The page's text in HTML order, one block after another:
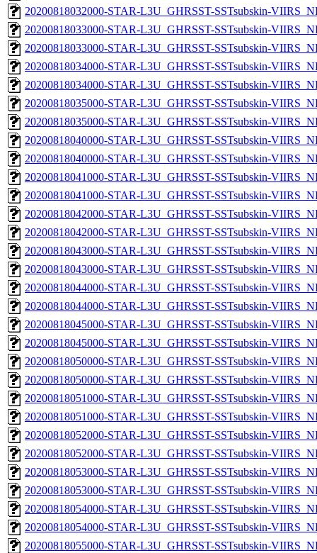
20200818032000-STAR-L3U_GHRSST-SSTsubskin-
20200818033000-STAR-L3U_GHRSST-SSTsubskin-
20200818033000-STAR-L3U_GHRSST-SSTsubskin-
20200818034000-STAR-L3U_GHRSST-SSTsubskin-
20200818034000-STAR-L3U_GHRSST-SSTsubskin-
20200818035000-STAR-L3U_GHRSST-SSTsubskin-
20200818035000-STAR-L3U_GHRSST-SSTsubskin-
20200818040000-STAR-L3U_GHRSST-SSTsubskin-
20200818040000-STAR-L3U_GHRSST-SSTsubskin-
20200818041000-STAR-L3U_GHRSST-SSTsubskin-
20200818041000-STAR-L3U_GHRSST-SSTsubskin-
20200818042000-STAR-L3U_GHRSST-SSTsubskin-
20200818042000-STAR-L3U_GHRSST-SSTsubskin-
20200818043000-STAR-L3U_GHRSST-SSTsubskin-
20200818043000-STAR-L3U_GHRSST-SSTsubskin-
20200818044000-STAR-L3U_GHRSST-SSTsubskin-
20200818044000-STAR-L3U_GHRSST-SSTsubskin-
20200818045000-STAR-L3U_GHRSST-SSTsubskin-
20200818045000-STAR-L3U_GHRSST-SSTsubskin-
20200818050000-STAR-L3U_GHRSST-SSTsubskin-
20200818050000-STAR-L3U_GHRSST-SSTsubskin-
20200818051000-STAR-L3U_GHRSST-SSTsubskin-
20200818051000-STAR-L3U_GHRSST-SSTsubskin-
20200818052000-STAR-L3U_GHRSST-SSTsubskin-
20200818052000-STAR-L3U_GHRSST-SSTsubskin-
20200818053000-STAR-L3U_GHRSST-SSTsubskin-
20200818053000-STAR-L3U_GHRSST-SSTsubskin-
20200818054000-STAR-L3U_GHRSST-SSTsubskin-
20200818054000-STAR-L3U_GHRSST-SSTsubskin-
20200818055000-STAR-L3U_GHRSST-SSTsubskin-